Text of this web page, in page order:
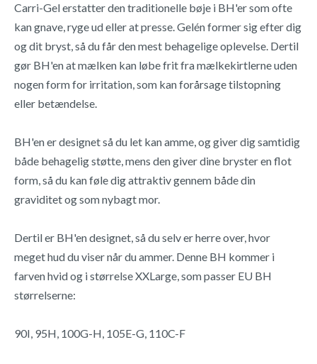
Carri-Gel erstatter den traditionelle bøje i BH'er som ofte
kan gnave, ryge ud eller at presse. Gelén former sig efter dig
og dit bryst, så du får den mest behagelige oplevelse. Dertil
gør BH'en at mælken kan løbe frit fra mælkekirtlerne uden
nogen form for irritation, som kan forårsage tilstopning
eller betændelse.
BH'en er designet så du let kan amme, og giver dig samtidig
både behagelig støtte, mens den giver dine bryster en flot
form, så du kan føle dig attraktiv gennem både din
graviditet og som nybagt mor.
Dertil er BH'en designet, så du selv er herre over, hvor
meget hud du viser når du ammer. Denne BH kommer i
farven hvid og i størrelse XXLarge, som passer EU BH
størrelserne:
90I, 95H, 100G-H, 105E-G, 110C-F